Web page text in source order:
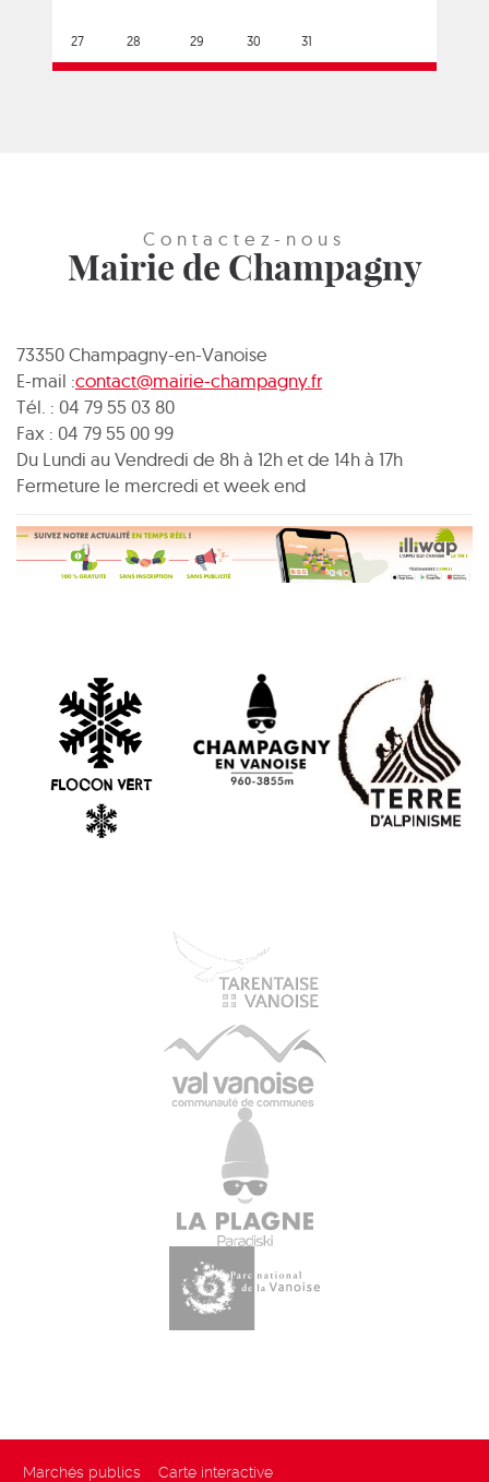
27 28 29 30 31
Contactez-nous
Mairie de Champagny
73350 Champagny-en-Vanoise
E-mail :contact@mairie-champagny.fr
Tél. : 04 79 55 03 80
Fax : 04 79 55 00 99
Du Lundi au Vendredi de 8h à 12h et de 14h à 17h
Fermeture le mercredi et week end
Marchés publics
Carte interactive